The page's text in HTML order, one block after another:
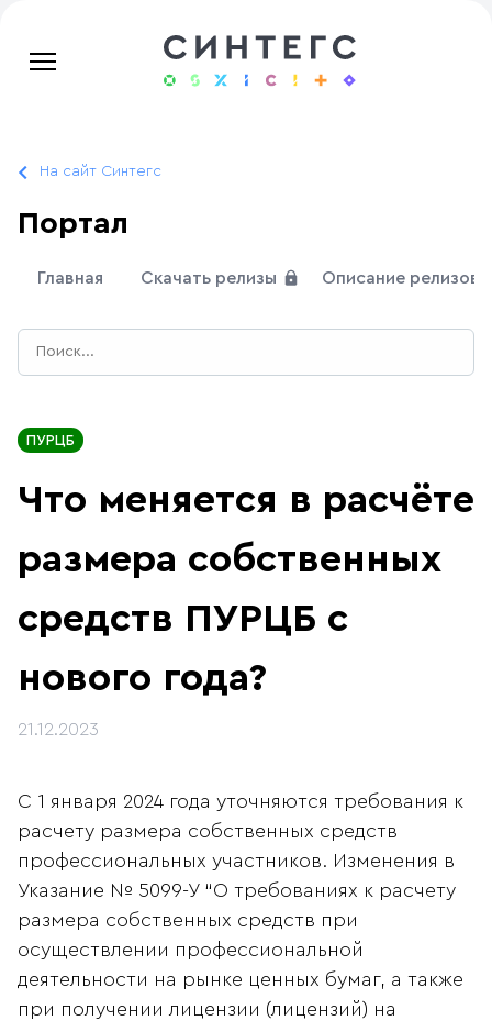
На сайт Синтегс
Портал
Главная Скачать релизы Описание релизов
ПУРЦБ
Что меняется в расчёте
размера собственных
средств ПУРЦБ с
нового года?
21.12.2023
С 1 января 2024 года уточняются требования к
расчету размера собственных средств
профессиональных участников. Изменения в
Указание № 5099-У “О требованиях к расчету
размера собственных средств при
осуществлении профессиональной
деятельности на рынке ценных бумаг, а также
при получении лицензии (лицензий) на